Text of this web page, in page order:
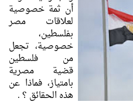
أن ثمة خصوصية
لعلاقات مصر
بفلسطين،
خصوصية، تجعل
من فلسطين
قضية مصرية
بامتياز، فماذا عن
هذه الحقائق ؟ .